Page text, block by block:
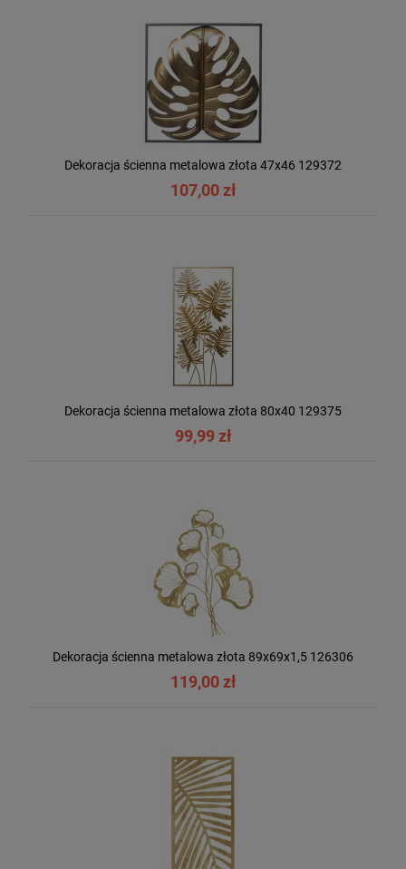
Dekoracja ścienna metalowa złota 47x46 129372
107,00 zł
Dekoracja ścienna metalowa złota 80x40 129375
99,99 zł
Dekoracja ścienna metalowa złota 89x69x1,5 126306
119,00 zł